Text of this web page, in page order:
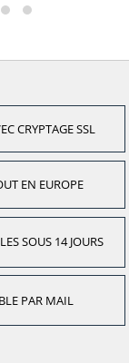
CRYPTAGE SSL
EN EUROPE
SOUS 14 JOURS
PAR MAIL